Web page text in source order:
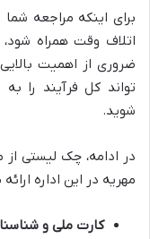
برای اینکه مراجعه
اتلاف وقت همراه
ضروری از اهمیت
تواند کل فرآیند را
شوید.
در ادامه، چک لیستی از
مهریه در این اداره
کارت ملی و